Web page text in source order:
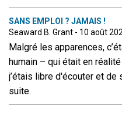
SANS EMPLOI ? JAMAIS !
Seaward B. Grant - 10 août
Malgré les apparences,
humain – qui était en
j’étais libre d'écouter et
suite.